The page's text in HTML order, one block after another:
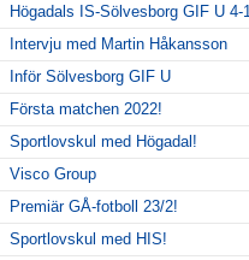
Högadals IS-Sölvesborg GIF U 4-1
Intervju med Martin Håkansson
Inför Sölvesborg GIF U
Första matchen 2022!
Sportlovskul med Högadal!
Visco Group
Premiär GÅ-fotboll 23/2!
Sportlovskul med HIS!